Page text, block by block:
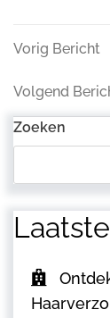
Bericht
Vorig
Vorig Bericht
Volgend
Bericht
Volgend
Zoeken